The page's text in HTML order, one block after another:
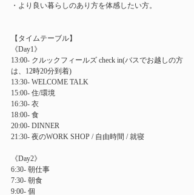
・より良い暮らしのあり方を体感したい方。
【タイムテーブル】
《Day1》
13:00- クルックフィールズ check in(バスでお越しの方
は、12時20分到着)
13:30- WELCOME TALK
15:00- 住/環境
16:30- 衣
18:00- 食
20:00- DINNER
21:30- 夜のWORK SHOP / 自由時間 / 就寝
《Day2》
6:30- 朝仕事
7:30- 朝食
9:00- 個